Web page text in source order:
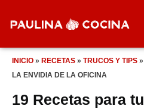
INICIO » RECETAS » TRUCOS Y TIPS »
LA ENVIDIA DE LA OFICINA
19 Recetas para